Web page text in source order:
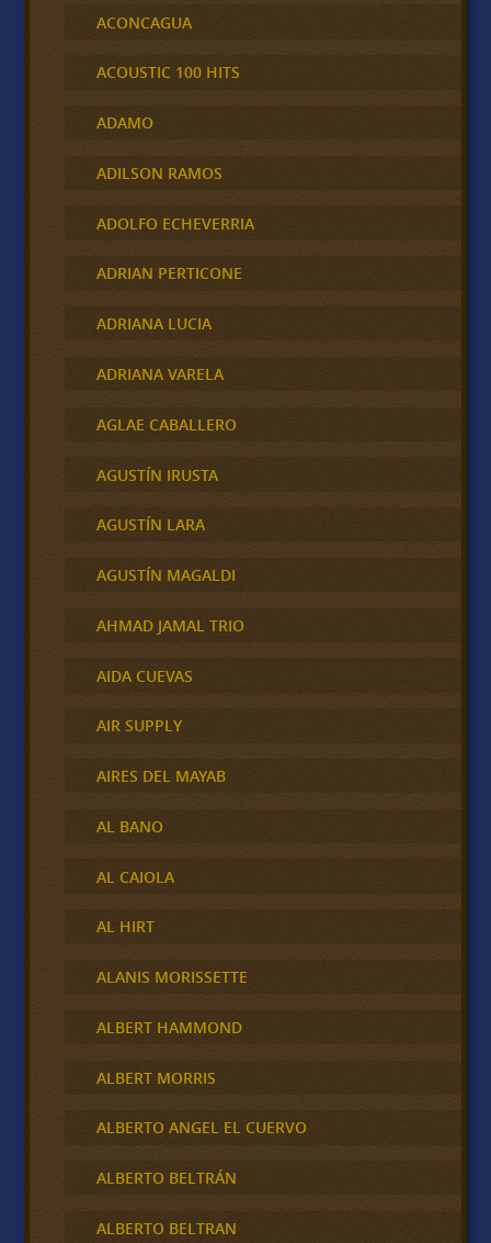
ACONCAGUA
ACOUSTIC 100 HITS
ADAMO
ADILSON RAMOS
ADOLFO ECHEVERRIA
ADRIAN PERTICONE
ADRIANA LUCIA
ADRIANA VARELA
AGLAE CABALLERO
AGUSTÍN IRUSTA
AGUSTÍN LARA
AGUSTÍN MAGALDI
AHMAD JAMAL TRIO
AIDA CUEVAS
AIR SUPPLY
AIRES DEL MAYAB
AL BANO
AL CAIOLA
AL HIRT
ALANIS MORISSETTE
ALBERT HAMMOND
ALBERT MORRIS
ALBERTO ANGEL EL CUERVO
ALBERTO BELTRÁN
ALBERTO BELTRAN